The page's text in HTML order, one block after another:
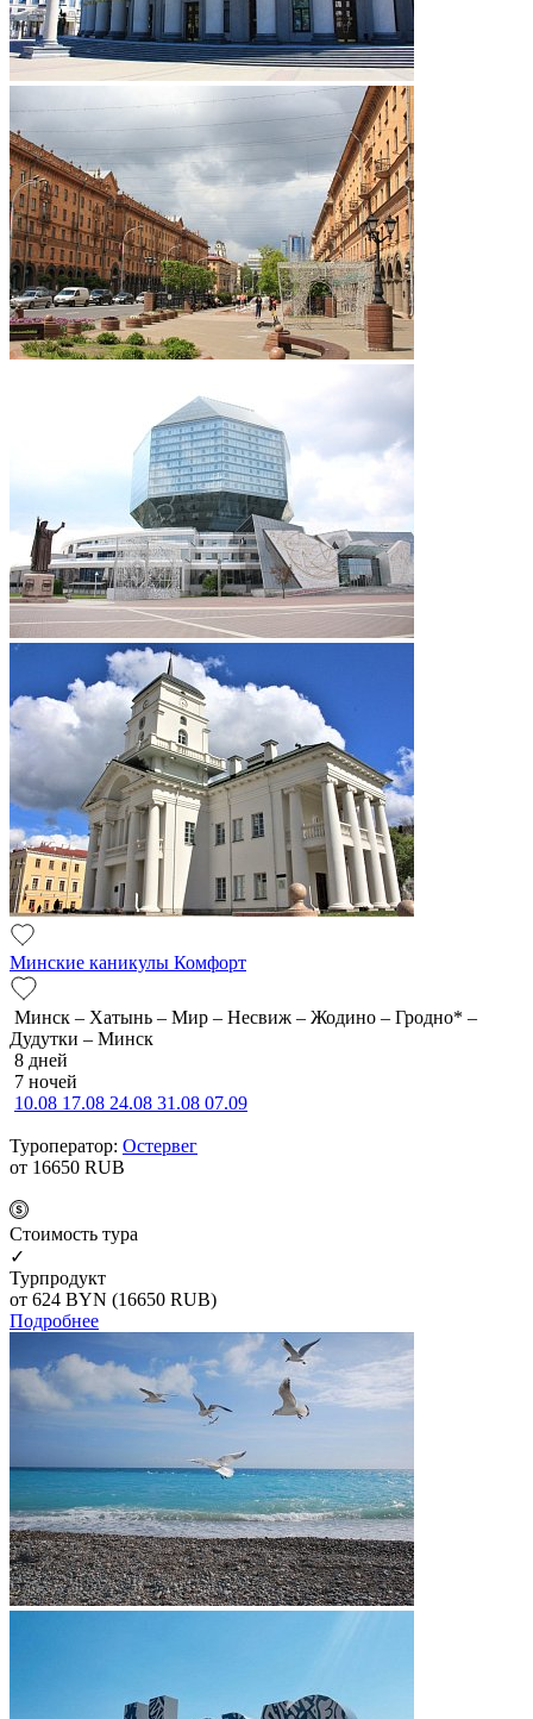
Минские каникулы Комфорт
Минск – Хатынь – Мир – Несвиж – Жодино – Гродно* –
Дудутки – Минск
8 дней
7 ночей
10.08 17.08 24.08 31.08 07.09
Туроператор: Остервег
от 16650 RUB
Cтоимость тура
✓
Турпродукт
от 624 BYN (16650 RUB)
Подробнее